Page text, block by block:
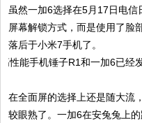
虽然一加6选择在5月17日电
屏幕解锁方式，而是使用了脸
落后于小米7手机了。
在全面屏的选择上还是随大流
较眼熟了。一加6在安兔兔上